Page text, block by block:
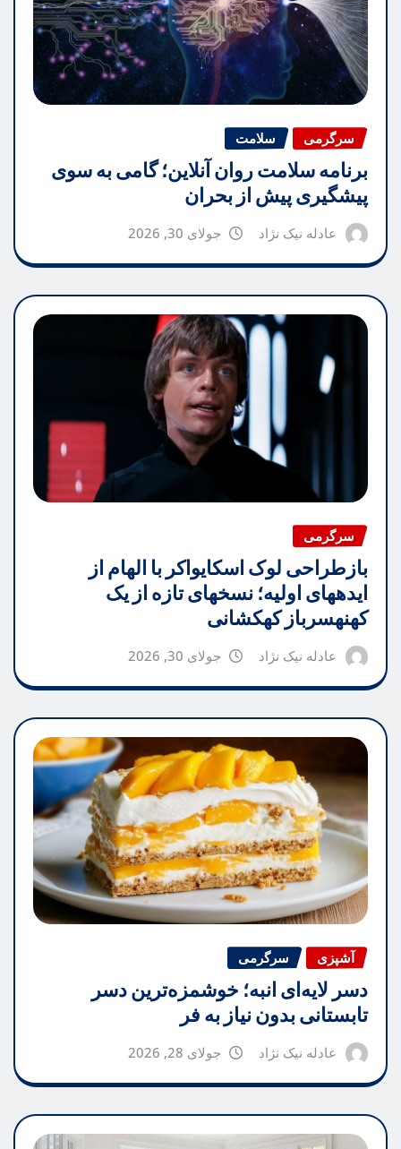
سرگرمی سلامت
برنامه سلامت روان آنلاین؛ گامی به سوی
پیشگیری پیش از بحران
عادله نیک نژاد جولای 30, 2026
سرگرمی
بازطراحی لوک اسکایواکر با الهام از
ایدههای اولیه؛ نسخهای تازه از یک
کهنهسرباز کهکشانی
عادله نیک نژاد جولای 30, 2026
آشپزی سرگرمی
دسر لایه‌ای انبه؛ خوشمزه‌ترین دسر
تابستانی بدون نیاز به فر
عادله نیک نژاد جولای 28, 2026